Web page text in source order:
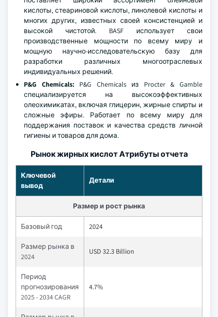
кислоты, стеариновой кислоты, линолевой кислоты и
многих других, известных своей консистенцией и
высокой чистотой. BASF использует свои
производственные мощности по всему миру и
мощную научно-исследовательскую базу для
разработки различных многоотраслевых
индивидуальных решений.
P&G Chemicals:P&G Chemicals из Procter & Gamble
специализируется на высокоэффективных
олеохимикатах, включая глицерин, жирные спирты и
сложные эфиры. Работает по всему миру для
поддержания поставок и качества средств личной
гигиены и товаров для дома.
Рынок жирных кислот Атрибуты отчета
Ключевой
вывод
Детали
Размер и рост рынка
Базовый год 2024
Размер рынка в
2024
USD 32.3 Billion
Период
прогнозирования
2025 - 2034 CAGR
4.7%